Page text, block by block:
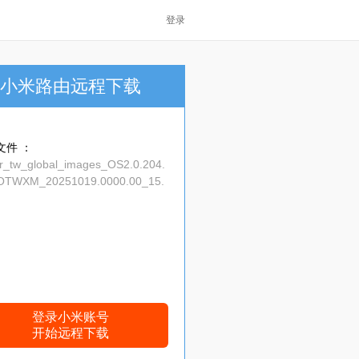
登录
小米路由远程下载
件 ：
登录小米账号
开始远程下载